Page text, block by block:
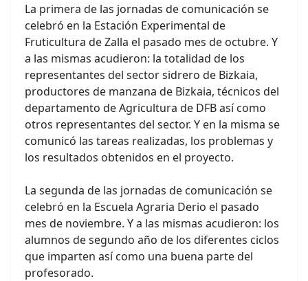
La primera de las jornadas de comunicación se
celebró en la Estación Experimental de
Fruticultura de Zalla el pasado mes de octubre. Y
a las mismas acudieron: la totalidad de los
representantes del sector sidrero de Bizkaia,
productores de manzana de Bizkaia, técnicos del
departamento de Agricultura de DFB así como
otros representantes del sector. Y en la misma se
comunicó las tareas realizadas, los problemas y
los resultados obtenidos en el proyecto.
La segunda de las jornadas de comunicación se
celebró en la Escuela Agraria Derio el pasado
mes de noviembre. Y a las mismas acudieron: los
alumnos de segundo año de los diferentes ciclos
que imparten así como una buena parte del
profesorado.